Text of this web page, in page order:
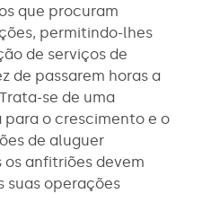
que procuram
permitindo-lhes
de serviços de
de passarem horas a
se de uma
o crescimento e o
de aluguer
anfitriões devem
suas operações